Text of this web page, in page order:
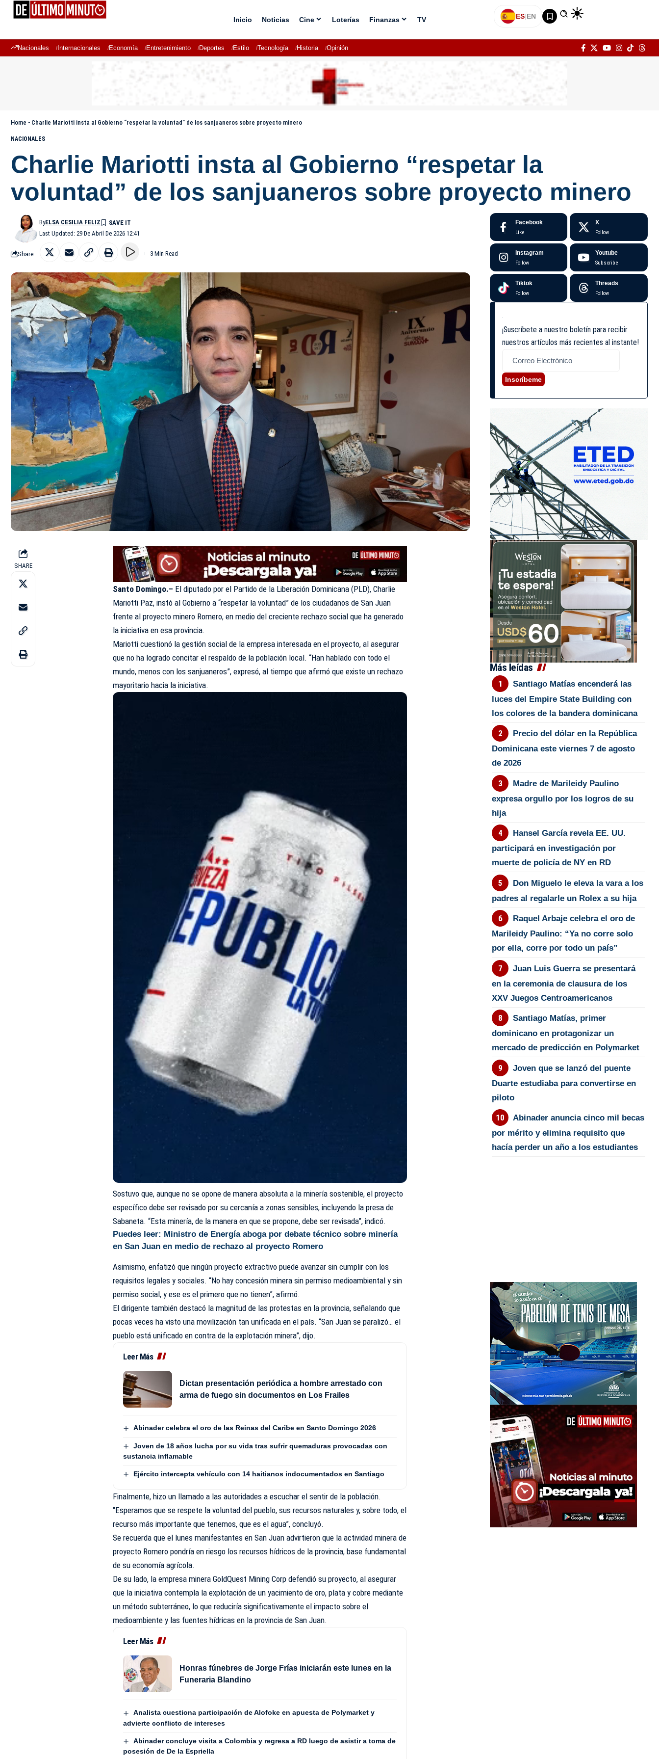
Inicio Noticias Cine Loterías Finanzas TV ES|EN
Nacionales Internacionales Economía Entretenimiento Deportes Estilo Tecnología Historia Opinión
Home - Charlie Mariotti insta al Gobierno “respetar la voluntad” de los sanjuaneros sobre proyecto minero
NACIONALES
Charlie Mariotti insta al Gobierno “respetar la
voluntad” de los sanjuaneros sobre proyecto minero
Last Updated: 29 De Abril De 2026 12:41
ByELSA CESILIA FELIZ
Share 3 Min Read
SHARE
Santo Domingo.– El diputado por el Partido de la Liberación Dominicana (PLD), Charlie
Mariotti Paz, instó al Gobierno a “respetar la voluntad” de los ciudadanos de San Juan
frente al proyecto minero Romero, en medio del creciente rechazo social que ha generado
la iniciativa en esa provincia.
Mariotti cuestionó la gestión social de la empresa interesada en el proyecto, al asegurar
que no ha logrado concitar el respaldo de la población local. “Han hablado con todo el
mundo, menos con los sanjuaneros”, expresó, al tiempo que afirmó que existe un rechazo
mayoritario hacia la iniciativa.
Sostuvo que, aunque no se opone de manera absoluta a la minería sostenible, el proyecto
específico debe ser revisado por su cercanía a zonas sensibles, incluyendo la presa de
Sabaneta. “Esta minería, de la manera en que se propone, debe ser revisada”, indicó.
Puedes leer: Ministro de Energía aboga por debate técnico sobre minería
en San Juan en medio de rechazo al proyecto Romero
Asimismo, enfatizó que ningún proyecto extractivo puede avanzar sin cumplir con los
requisitos legales y sociales. “No hay concesión minera sin permiso medioambiental y sin
permiso social, y ese es el primero que no tienen”, afirmó.
El dirigente también destacó la magnitud de las protestas en la provincia, señalando que
pocas veces ha visto una movilización tan unificada en el país. “San Juan se paralizó… el
pueblo está unificado en contra de la explotación minera”, dijo.
Leer Más
Dictan presentación periódica a hombre arrestado con
arma de fuego sin documentos en Los Frailes
Abinader celebra el oro de las Reinas del Caribe en Santo Domingo 2026
Joven de 18 años lucha por su vida tras sufrir quemaduras provocadas con
sustancia inflamable
Ejército intercepta vehículo con 14 haitianos indocumentados en Santiago
Finalmente, hizo un llamado a las autoridades a escuchar el sentir de la población.
“Esperamos que se respete la voluntad del pueblo, sus recursos naturales y, sobre todo, el
recurso más importante que tenemos, que es el agua”, concluyó.
Se recuerda que el lunes manifestantes en San Juan advirtieron que la actividad minera de
proyecto Romero pondría en riesgo los recursos hídricos de la provincia, base fundamental
de su economía agrícola.
De su lado, la empresa minera GoldQuest Mining Corp defendió su proyecto, al asegurar
que la iniciativa contempla la explotación de un yacimiento de oro, plata y cobre mediante
un método subterráneo, lo que reduciría significativamente el impacto sobre el
medioambiente y las fuentes hídricas en la provincia de San Juan.
Leer Más
Honras fúnebres de Jorge Frías iniciarán este lunes en la
Funeraria Blandino
Analista cuestiona participación de Alofoke en apuesta de Polymarket y
advierte conflicto de intereses
Abinader concluye visita a Colombia y regresa a RD luego de asistir a toma de
posesión de De la Espriella
Facebook
Like
X
Follow
Instagram
Follow
Youtube
Subscribe
Tiktok
Follow
Threads
Follow
¡Suscríbete a nuestro boletín para recibir
nuestros artículos más recientes al instante!
Inscríbeme
Más leídas
Santiago Matías encenderá las
luces del Empire State Building con
los colores de la bandera dominicana
Precio del dólar en la República
Dominicana este viernes 7 de agosto
de 2026
Madre de Marileidy Paulino
expresa orgullo por los logros de su
hija
Hansel García revela EE. UU.
participará en investigación por
muerte de policía de NY en RD
Don Miguelo le eleva la vara a los
padres al regalarle un Rolex a su hija
Raquel Arbaje celebra el oro de
Marileidy Paulino: “Ya no corre solo
por ella, corre por todo un país”
Juan Luis Guerra se presentará
en la ceremonia de clausura de los
XXV Juegos Centroamericanos
Santiago Matías, primer
dominicano en protagonizar un
mercado de predicción en Polymarket
Joven que se lanzó del puente
Duarte estudiaba para convertirse en
piloto
Abinader anuncia cinco mil becas
por mérito y elimina requisito que
hacía perder un año a los estudiantes